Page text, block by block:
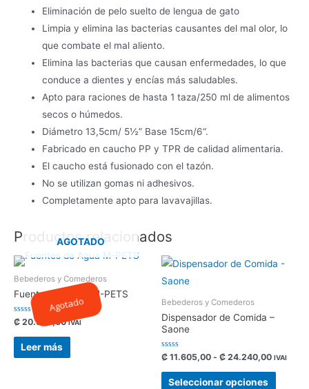
Eliminación de pelo suelto de lengua de gato
Limpia y elimina las bacterias causantes del mal olor, lo
que combate el mal aliento.
Elimina las bacterias que causan enfermedades, lo que
conduce a dientes y encías más saludables.
Apto para raciones de hasta 1 taza/250 ml de alimentos
secos o húmedos.
Diámetro 13,5cm/ 5½” Base 15cm/6“.
Fabricado en caucho PP y TPR de calidad alimentaria.
El caucho está fusionado con el tazón.
No se utilizan gomas ni adhesivos.
Completamente apto para lavavajillas.
Productos relacionados
Agotado
AGOTADO
Bebederos y Comederos
Fuentes de Agua M-PETS
Valorado
con
0
de
₡ 20.500,00 IVAI
Leer más
Bebederos y Comederos
Dispensador de Comida –
Saone
Valorado
con
0
de
₡ 11.605,00 - ₡ 24.240,00 IVAI
Seleccionar opciones